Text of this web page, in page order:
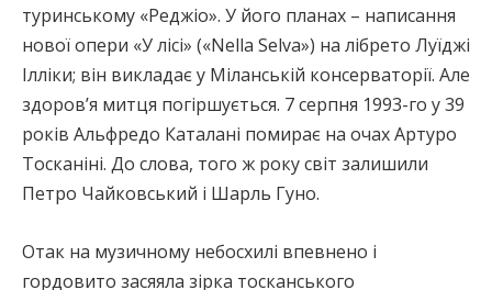
туринському «Реджіо». У його планах – написання
нової опери «У лісі» («Nella Selva») на лібрето Луїджі
Ілліки; він викладає у Міланській консерваторії. Але
здоров’я митця погіршується. 7 серпня 1993-го у 39
років Альфредо Каталані помирає на очах Артуро
Тосканіні. До слова, того ж року світ залишили
Петро Чайковський і Шарль Гуно.
Отак на музичному небосхилі впевнено і
гордовито засяяла зірка тосканського